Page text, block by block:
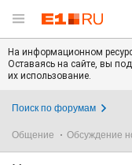
На информационном
Оставаясь на сайте, вы
их использование.
Поиск по форумам
Общение Обсуждение